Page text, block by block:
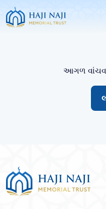
આગળ વાંચવા